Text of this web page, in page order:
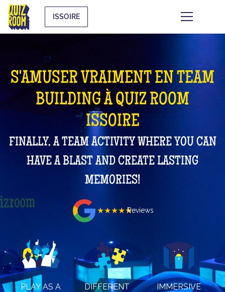
ISSOIRE
S'AMUSER VRAIMENT EN TEAM
BUILDING À QUIZ ROOM
ISSOIRE
FINALLY, A TEAM ACTIVITY WHERE YOU CAN
HAVE A BLAST AND CREATE LASTING
MEMORIES!
★★★★★Reviews
PLAY AS A
DIFFERENT
IMMERSIVE